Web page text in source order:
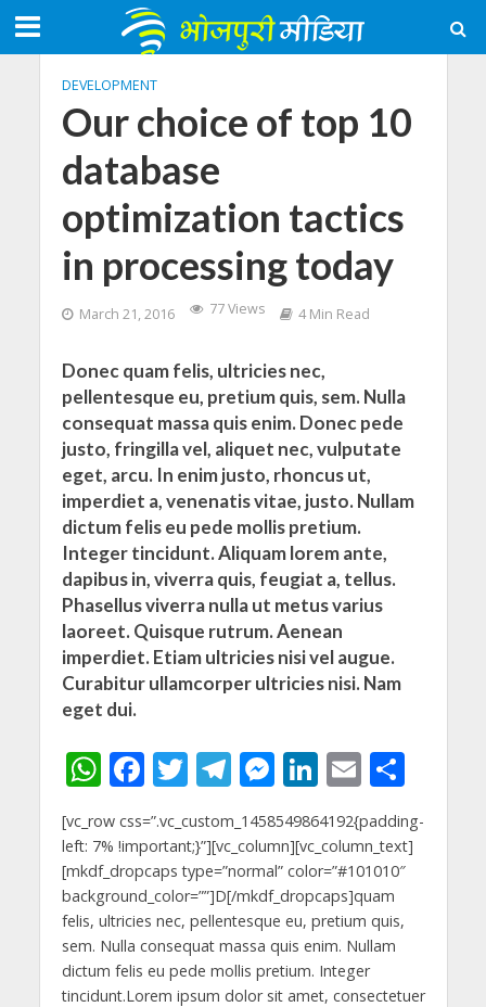
DEVELOPMENT
Our choice of top 10
database
optimization tactics
in processing today
March 21, 2016 77 Views 4 Min Read
Donec quam felis, ultricies nec,
pellentesque eu, pretium quis, sem. Nulla
consequat massa quis enim. Donec pede
justo, fringilla vel, aliquet nec, vulputate
eget, arcu. In enim justo, rhoncus ut,
imperdiet a, venenatis vitae, justo. Nullam
dictum felis eu pede mollis pretium.
Integer tincidunt. Aliquam lorem ante,
dapibus in, viverra quis, feugiat a, tellus.
Phasellus viverra nulla ut metus varius
laoreet. Quisque rutrum. Aenean
imperdiet. Etiam ultricies nisi vel augue.
Curabitur ullamcorper ultricies nisi. Nam
eget dui.
W
at
s
A
p
p
F
ac
e
b
o
o
k
T
w
itt
er
T
el
e
gr
a
m
M
e
ss
e
n
g
er
Li
n
k
e
dI
n
E
m
ai
l
S
ar
e
[vc_row css=”.vc_custom_1458549864192{padding-
left: 7% !important;}”][vc_column][vc_column_text]
[mkdf_dropcaps type=”normal” color=”#101010″
background_color=””]D[/mkdf_dropcaps]quam
felis, ultricies nec, pellentesque eu, pretium quis,
sem. Nulla consequat massa quis enim. Nullam
dictum felis eu pede mollis pretium. Integer
tincidunt.Lorem ipsum dolor sit amet, consectetuer